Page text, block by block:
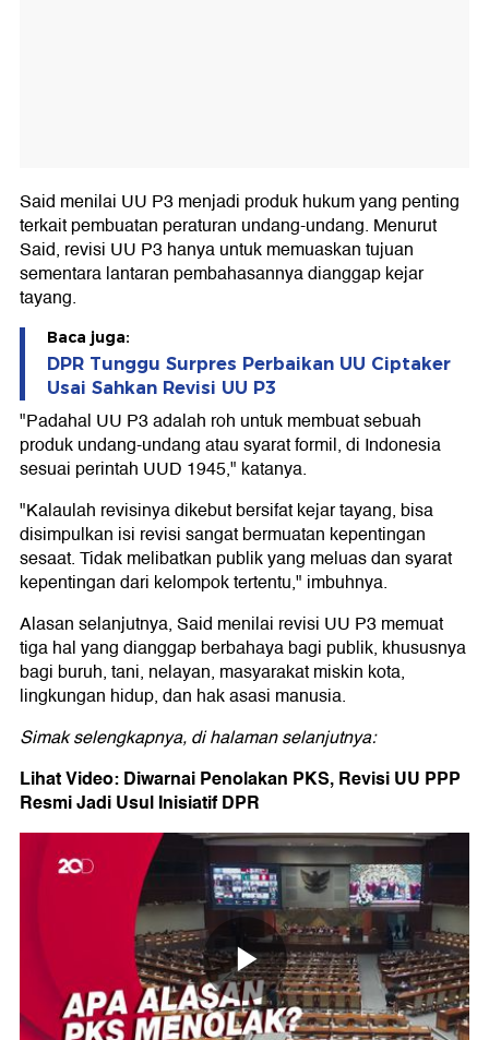
Said menilai UU P3 menjadi produk hukum yang penting
terkait pembuatan peraturan undang-undang. Menurut
Said, revisi UU P3 hanya untuk memuaskan tujuan
sementara lantaran pembahasannya dianggap kejar
tayang.
Baca juga:
DPR Tunggu Surpres Perbaikan UU Ciptaker
Usai Sahkan Revisi UU P3
"Padahal UU P3 adalah roh untuk membuat sebuah
produk undang-undang atau syarat formil, di Indonesia
sesuai perintah UUD 1945," katanya.
"Kalaulah revisinya dikebut bersifat kejar tayang, bisa
disimpulkan isi revisi sangat bermuatan kepentingan
sesaat. Tidak melibatkan publik yang meluas dan syarat
kepentingan dari kelompok tertentu," imbuhnya.
Alasan selanjutnya, Said menilai revisi UU P3 memuat
tiga hal yang dianggap berbahaya bagi publik, khususnya
bagi buruh, tani, nelayan, masyarakat miskin kota,
lingkungan hidup, dan hak asasi manusia.
Simak selengkapnya, di halaman selanjutnya:
Lihat Video: Diwarnai Penolakan PKS, Revisi UU PPP
Resmi Jadi Usul Inisiatif DPR